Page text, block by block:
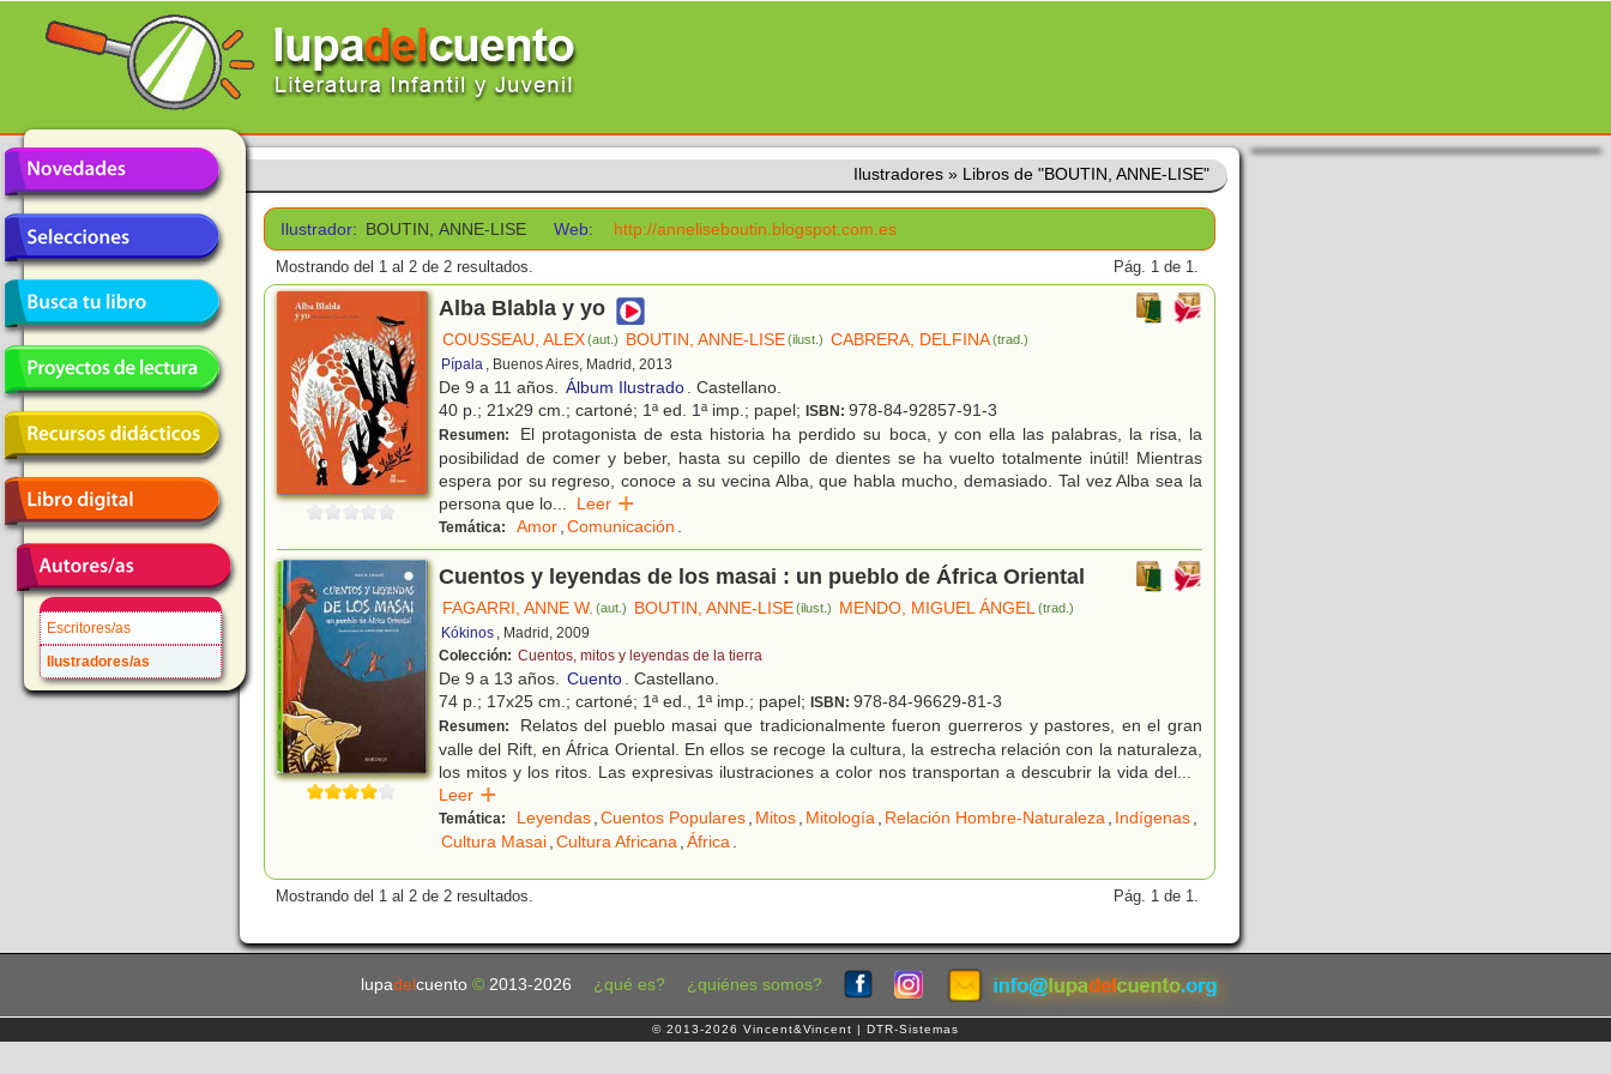
Escritores/as
Ilustradores/as
Ilustradores » Libros de "BOUTIN, ANNE-LISE"
Ilustrador: BOUTIN, ANNE-LISE Web: http://anneliseboutin.blogspot.com.es
Mostrando del 1 al 2 de 2 resultados. Pág. 1 de 1.
Alba Blabla y yo
COUSSEAU, ALEX(aut.) BOUTIN, ANNE-LISE(ilust.) CABRERA, DELFINA(trad.)
Pípala , Buenos Aires, Madrid, 2013
De 9 a 11 años. Álbum Ilustrado. Castellano.
40 p.; 21x29 cm.; cartoné; 1ª ed. 1ª imp.; papel; ISBN: 978-84-92857-91-3
Resumen:
El protagonista de esta historia ha perdido su boca, y con ella las palabras, la risa, la
posibilidad de comer y beber, hasta su cepillo de dientes se ha vuelto totalmente inútil! Mientras
espera por su regreso, conoce a su vecina Alba, que habla mucho, demasiado. Tal vez Alba sea la
persona que lo... Leer
Temática: Amor,Comunicación .
Cuentos y leyendas de los masai : un pueblo de África Oriental
FAGARRI, ANNE W. (aut.) BOUTIN, ANNE-LISE(ilust.) MENDO, MIGUEL ÁNGEL (trad.)
Kókinos , Madrid, 2009
Colección: Cuentos, mitos y leyendas de la tierra
De 9 a 13 años. Cuento. Castellano.
74 p.; 17x25 cm.; cartoné; 1ª ed., 1ª imp.; papel; ISBN: 978-84-96629-81-3
Resumen:
Relatos del pueblo masai que tradicionalmente fueron guerreros y pastores, en el gran
valle del Rift, en África Oriental. En ellos se recoge la cultura, la estrecha relación con la naturaleza,
los mitos y los ritos. Las expresivas ilustraciones a color nos transportan a descubrir la vida del...
Leer
Temática: Leyendas,Cuentos Populares, Mitos, Mitología, Relación Hombre-Naturaleza, Indígenas,
Cultura Masai,Cultura Africana,África.
Mostrando del 1 al 2 de 2 resultados. Pág. 1 de 1.
lupadel cuento © 2013-2026 ¿qué es? ¿quiénes somos?
© 2013-2026 Vincent&Vincent | DTR-Sistemas